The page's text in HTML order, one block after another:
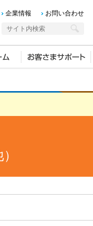
企業情報 お問い合わせ